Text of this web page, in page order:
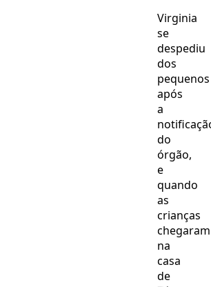
Virginia
se
despediu
dos
pequenos
após
a
do
órgão,
e
quando
as
crianças
chegaram
na
casa
de